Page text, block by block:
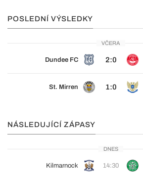
POSLEDNÍ VÝSLEDKY
VČERA
Dundee FC 2:0
St. Mirren 1:0
NÁSLEDUJÍCÍ ZÁPASY
DNES
Kilmarnock 14:30